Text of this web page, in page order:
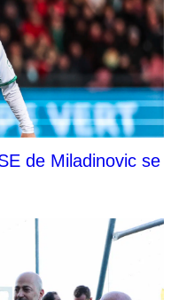
de Miladinovic se